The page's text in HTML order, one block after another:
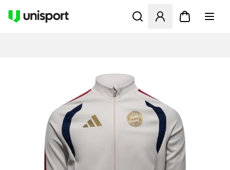
Åbner en Modal til at